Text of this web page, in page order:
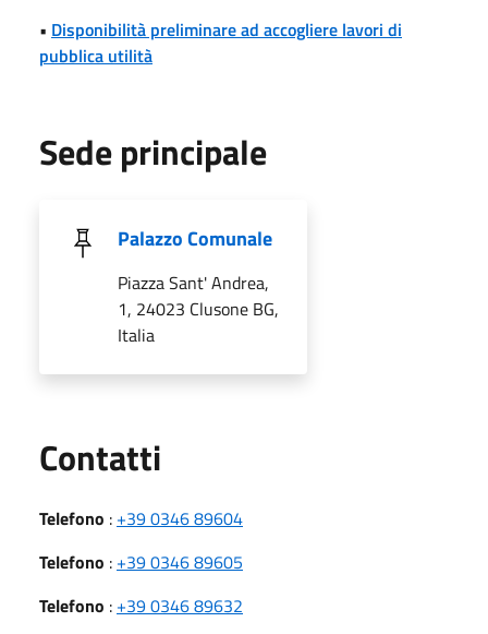
• Disponibilità preliminare ad accogliere lavori di
pubblica utilità
Sede principale
Palazzo Comunale
Piazza Sant' Andrea,
1, 24023 Clusone BG,
Italia
Contatti
Telefono : +39 0346 89604
Telefono : +39 0346 89605
Telefono : +39 0346 89632